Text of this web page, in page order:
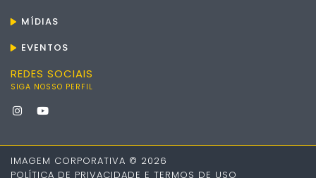
MÍDIAS
EVENTOS
REDES SOCIAIS
SIGA NOSSO PERFIL
IMAGEM CORPORATIVA © 2026
POLÍTICA DE PRIVACIDADE E TERMOS DE USO